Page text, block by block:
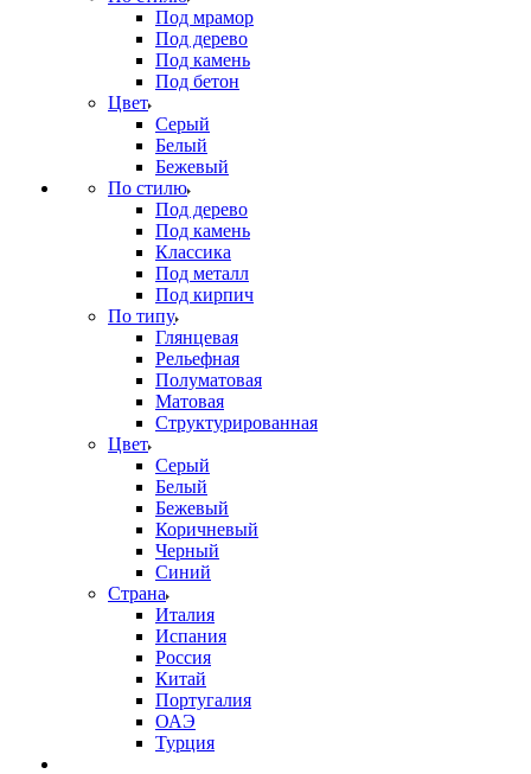
Под мрамор
Под дерево
Под камень
Под бетон
Цвет
Серый
Белый
Бежевый
По стилю
Под дерево
Под камень
Классика
Под металл
Под кирпич
По типу
Глянцевая
Рельефная
Полуматовая
Матовая
Структурированная
Цвет
Серый
Белый
Бежевый
Коричневый
Черный
Синий
Страна
Италия
Испания
Россия
Китай
Португалия
ОАЭ
Турция